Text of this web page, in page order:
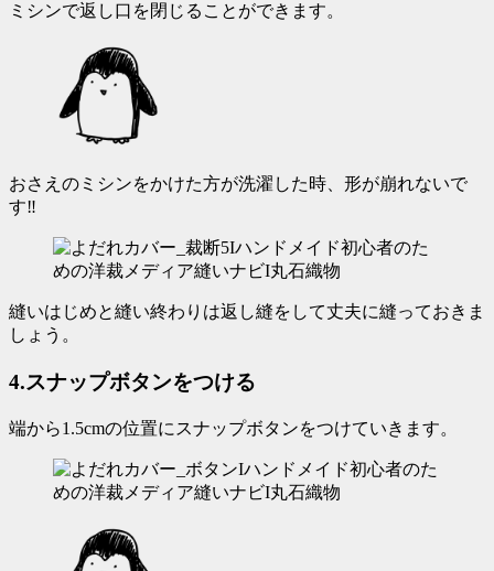
ミシンで返し口を閉じることができます。
おさえのミシンをかけた方が洗濯した時、形が崩れないで
す‼
縫いはじめと縫い終わりは返し縫をして丈夫に縫っておきま
しょう。
4.スナップボタンをつける
端から1.5cmの位置にスナップボタンをつけていきます。